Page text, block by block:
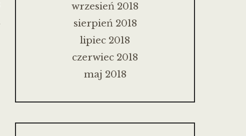
wrzesień 2018
sierpień 2018
lipiec 2018
czerwiec 2018
maj 2018